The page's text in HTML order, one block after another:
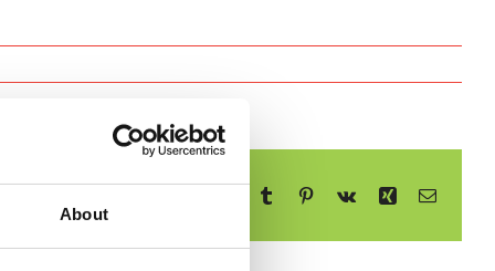
About
WhatsAppTelegramTumblr Pinterest
Vk XingE-